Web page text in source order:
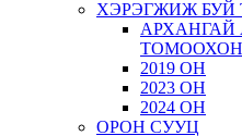
ХЭРЭГЖИЖ БУЙ
АРХАНГАЙ
2019 ОН
2023 ОН
2024 ОН
ОРОН СУУЦ